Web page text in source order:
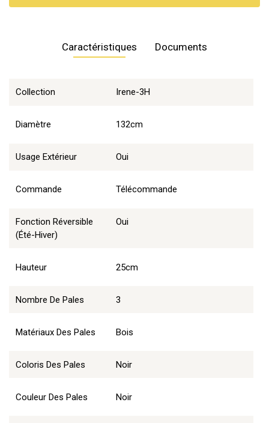
Caractéristiques
Collection Irene-3H
Diamètre 132cm
Usage Extérieur Oui
Commande Télécommande
Fonction Réversible
(été-Hiver)
Oui
Hauteur 25cm
Nombre De Pales 3
Matériaux Des Pales Bois
Coloris Des Pales Noir
Couleur Des Pales Noir
Documents